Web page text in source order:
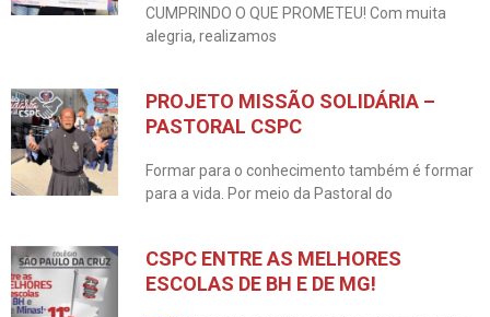
CUMPRINDO O QUE PROMETEU! Com muita
alegria, realizamos
PROJETO MISSÃO SOLIDÁRIA –
PASTORAL CSPC
Formar para o conhecimento também é formar
para a vida. Por meio da Pastoral do
CSPC ENTRE AS MELHORES
ESCOLAS DE BH E DE MG!